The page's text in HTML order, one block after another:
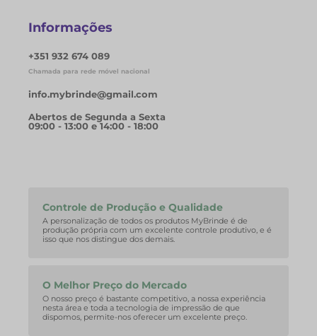
Informações
+351 932 674 089
Chamada para rede móvel nacional
info.mybrinde@gmail.com
Abertos de Segunda a Sexta
09:00 - 13:00 e 14:00 - 18:00
Controle de Produção e Qualidade
A personalização de todos os produtos MyBrinde é de
produção própria com um excelente controle produtivo, e é
isso que nos distingue dos demais.
O Melhor Preço do Mercado
O nosso preço é bastante competitivo, a nossa experiência
nesta área e toda a tecnologia de impressão de que
dispomos, permite-nos oferecer um excelente preço.